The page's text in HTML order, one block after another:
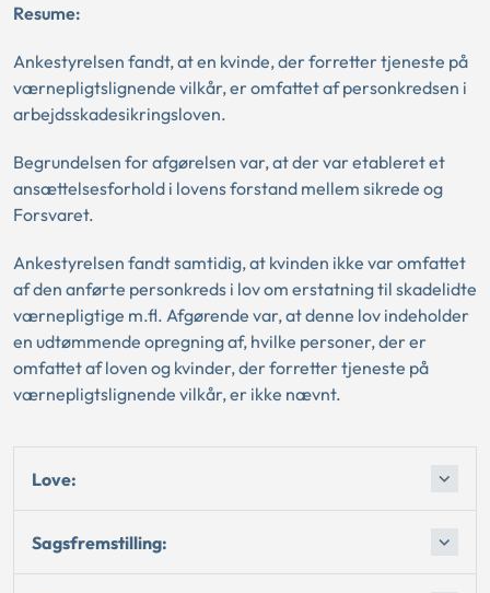
Resume:
Ankestyrelsen fandt, at en kvinde, der forretter tjeneste på
værnepligtslignende vilkår, er omfattet af personkredsen i
arbejdsskadesikringsloven.
Begrundelsen for afgørelsen var, at der var etableret et
ansættelsesforhold i lovens forstand mellem sikrede og
Forsvaret.
Ankestyrelsen fandt samtidig, at kvinden ikke var omfattet
af den anførte personkreds i lov om erstatning til skadelidte
værnepligtige m.fl. Afgørende var, at denne lov indeholder
en udtømmende opregning af, hvilke personer, der er
omfattet af loven og kvinder, der forretter tjeneste på
værnepligtslignende vilkår, er ikke nævnt.
Love:
Sagsfremstilling: